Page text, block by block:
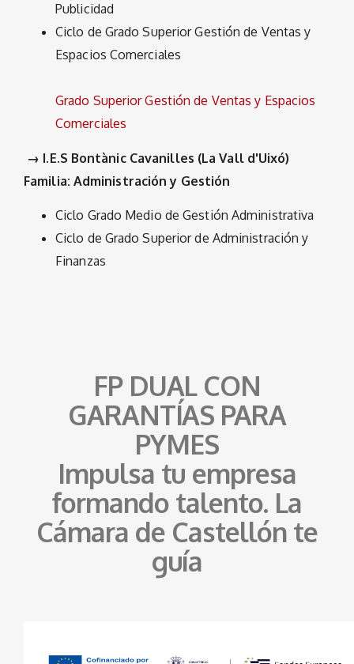
Publicidad
Ciclo de Grado Superior Gestión de Ventas y
Espacios Comerciales
Grado Superior Gestión de Ventas y Espacios
Comerciales
→ I.E.S Bontànic Cavanilles (La Vall d'Uixó)
Familia: Administración y Gestión
Ciclo Grado Medio de Gestión Administrativa
Ciclo de Grado Superior de Administración y
Finanzas
FP DUAL CON
GARANTÍAS PARA
PYMES
Impulsa tu empresa
formando talento. La
Cámara de Castellón te
guía